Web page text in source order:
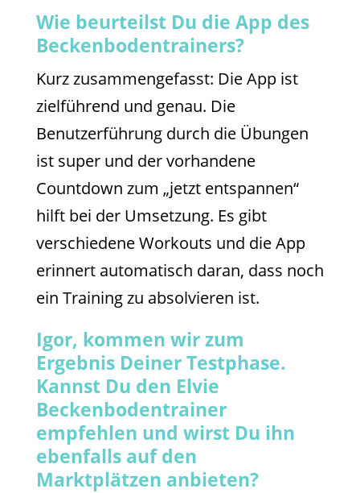
Wie beurteilst Du die App des
Beckenbodentrainers?
Kurz zusammengefasst: Die App ist
zielführend und genau. Die
Benutzerführung durch die Übungen
ist super und der vorhandene
Countdown zum „jetzt entspannen“
hilft bei der Umsetzung. Es gibt
verschiedene Workouts und die App
erinnert automatisch daran, dass noch
ein Training zu absolvieren ist.
Igor, kommen wir zum
Ergebnis Deiner Testphase.
Kannst Du den Elvie
Beckenbodentrainer
empfehlen und wirst Du ihn
ebenfalls auf den
Marktplätzen anbieten?